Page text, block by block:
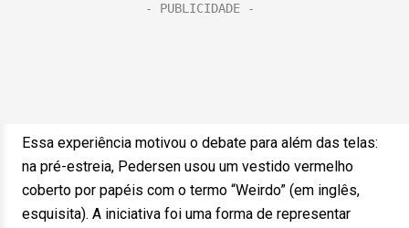
Essa experiência motivou o debate para além das telas:
na pré-estreia, Pedersen usou um vestido vermelho
coberto por papéis com o termo “Weirdo” (em inglês,
esquisita). A iniciativa foi uma forma de representar